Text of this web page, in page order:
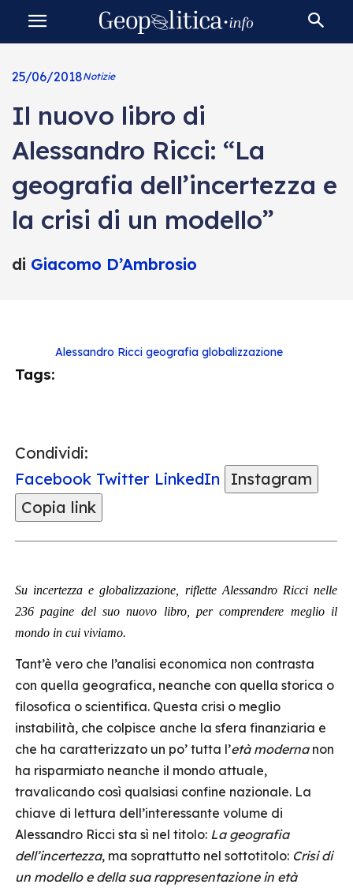
25/06/2018Notizie
Il nuovo libro di
Alessandro Ricci: “La
geografia dell’incertezza e
la crisi di un modello”
di Giacomo D’Ambrosio
Tags:
Alessandro Ricci geografia globalizzazione
Condividi:
Facebook Twitter LinkedIn
Instagram
Copia link
Su incertezza e globalizzazione, riflette Alessandro Ricci nelle
236 pagine del suo nuovo libro, per comprendere meglio il
mondo in cui viviamo.
Tant’è vero che l’analisi economica non contrasta
con quella geografica, neanche con quella storica o
filosofica o scientifica. Questa crisi o meglio
instabilità, che colpisce anche la sfera finanziaria e
che ha caratterizzato un po’ tutta l’età moderna non
ha risparmiato neanche il mondo attuale,
travalicando così qualsiasi confine nazionale. La
chiave di lettura dell’interessante volume di
Alessandro Ricci sta sì nel titolo: La geografia
dell’incertezza, ma soprattutto nel sottotitolo: Crisi di
un modello e della sua rappresentazione in età